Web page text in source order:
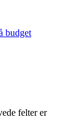
budget
felter er